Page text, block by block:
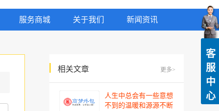
服务商城 关于我们 新闻资讯
相关文章 更多>
人生中总会有一些意想
不到的温暖和源源不断
客
服
中
心